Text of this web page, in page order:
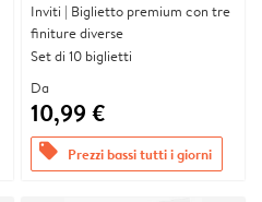
Inviti | Biglietto premium con tre
finiture diverse
Set di 10 biglietti
Da
10,99 €
offers Prezzi bassi tutti i giorni